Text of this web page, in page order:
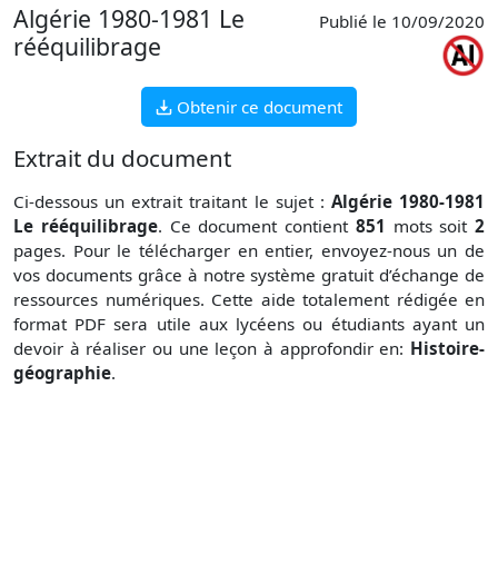
Algérie 1980-1981 Le
rééquilibrage
Publié le 10/09/2020
Obtenir ce document
Extrait du document
Ci-dessous un extrait traitant le sujet : Algérie 1980-1981
Le rééquilibrage. Ce document contient 851 mots soit 2
pages. Pour le télécharger en entier, envoyez-nous un de
vos documents grâce à notre système gratuitd’échange de
ressources numériques. Cette aide totalement rédigée en
format PDF sera utile aux lycéens ou étudiants ayant un
devoir à réaliser ou une leçon à approfondir en: Histoire-
géographie.